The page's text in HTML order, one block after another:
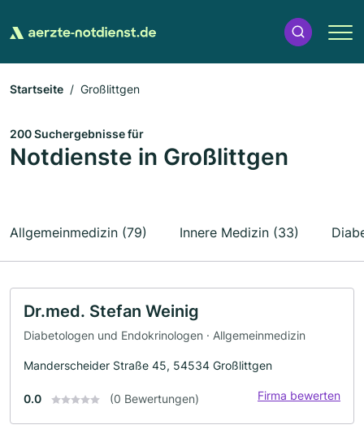
Startseite Großlittgen
200 Suchergebnisse für
Notdienste in Großlittgen
Allgemeinmedizin (79) Innere Medizin (33)
Dr.med. Stefan Weinig
Diabetologen und Endokrinologen · Allgemeinmedizin
Manderscheider Straße 45, 54534 Großlittgen
0.0 (0 Bewertungen) Firma bewerten